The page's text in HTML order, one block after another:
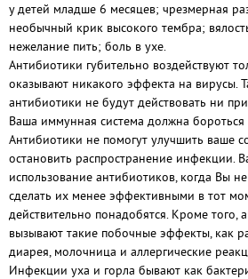
у детей младше 6 месяцев; чрезмерная
необычный крик высокого тембра;
нежелание пить; боль в ухе.
Антибиотики губительно воздействуют
оказывают никакого эффекта на вирусы.
антибиотики не будут действовать ни
Ваша иммунная система должна
Антибиотики не помогут улучшить ваше
остановить распространение инфекции.
использование антибиотиков, когда Вы
сделать их менее эффективными в тот
действительно понадобятся. Кроме того,
вызывают такие побочные эффекты, как
диарея, молочница и аллергические
Инфекции уха и горла бывают как